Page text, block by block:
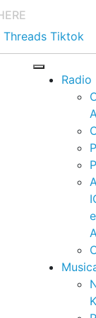
Threads Tiktok
Radio
e